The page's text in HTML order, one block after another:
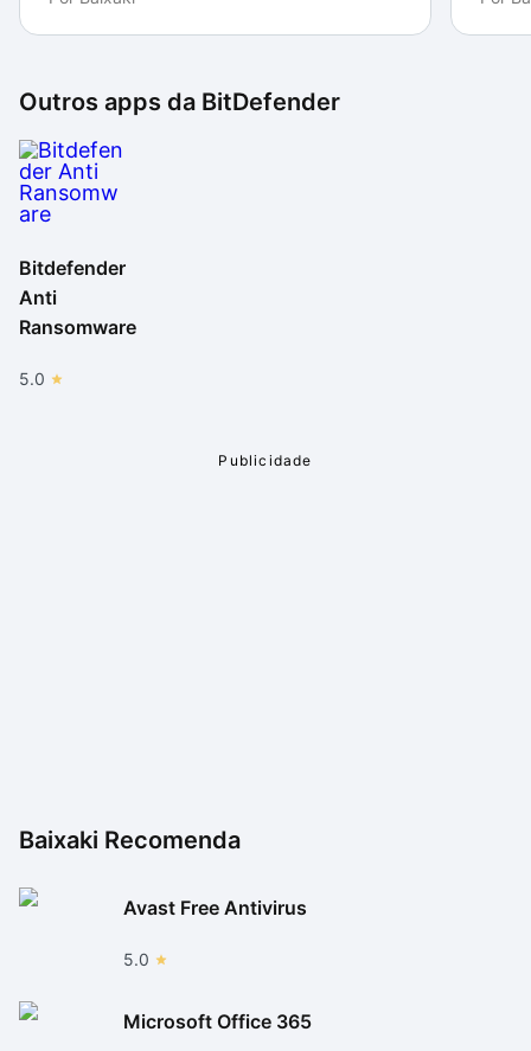
Outros apps da BitDefender
Bitdefender
Anti
Ransomware
5.0
Baixaki Recomenda
Avast Free Antivirus
5.0
Microsoft Office 365